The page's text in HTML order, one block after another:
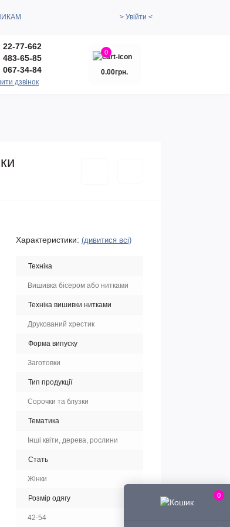
0
> Увійти <
22-77-662
483-65-85
067-34-84
дзвінок
0
0.00грн.
Характеристики: (дивитися всі)
Техніка
Вишивка бісером або нитками
Техніка вишивки нитками
Друкований хрестик
Форма випуску
Заготовки
Тип продукції
Сорочки та блузки
Тематика
Інші квіти, дерева, рослини
Стать
Жінки
Розмір одягу
42-54